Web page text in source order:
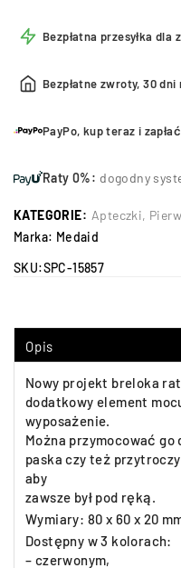
Bezpłatna przesyłka dla
Bezpłatne zwroty, 30
PayPo, kup teraz i
Raty 0%: dogodny
KATEGORIE: Apteczki,
Marka: Medaid
SKU:SPC-15857
Opis
Nowy projekt breloka
dodatkowy element
wyposażenie.
Można przymocować go
paska czy też
aby
zawsze był pod ręką.
Wymiary: 80 x 60 x 20
Dostępny w 3 kolorach:
– czerwonym,